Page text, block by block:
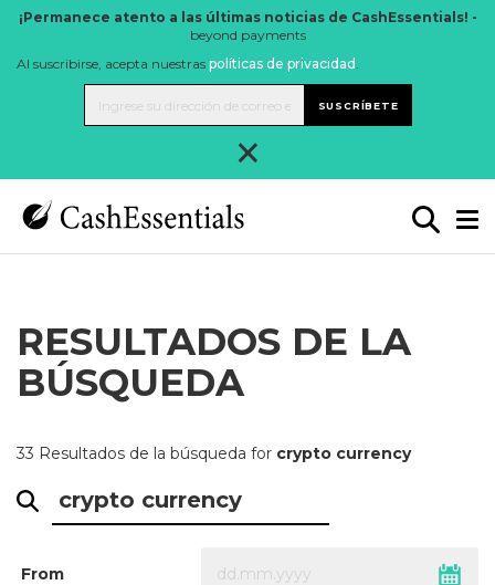
¡Permanece atento a las últimas noticias de CashEssentials! -
beyond payments
Al suscribirse, acepta nuestras políticas de privacidad .
SUSCRÍBETE
×
RESULTADOS DE LA
BÚSQUEDA
33 Resultados de la búsqueda for crypto currency
From